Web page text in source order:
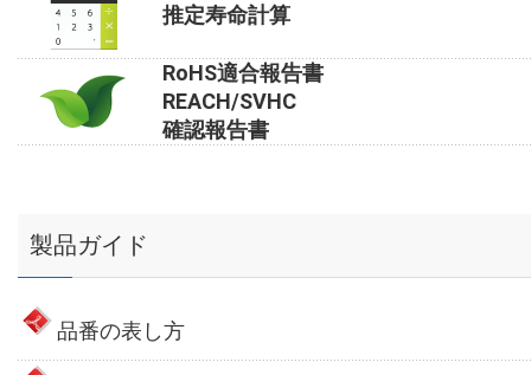
推定寿命計算
RoHS適合報告書
REACH/SVHC
確認報告書
製品ガイド
品番の表し方